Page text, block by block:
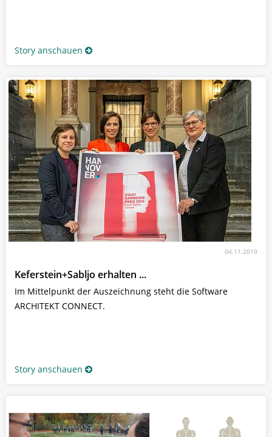
Story anschauen
04.11.2019
Keferstein+Sabljo erhalten ...
Im Mittelpunkt der Auszeichnung steht die Software
ARCHITEKT CONNECT.
Story anschauen